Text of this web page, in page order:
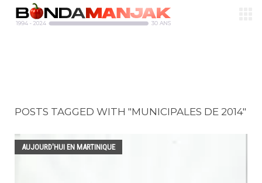
POSTS TAGGED WITH "MUNICIPALES DE 2014"
AUJOURD'HUI EN MARTINIQUE